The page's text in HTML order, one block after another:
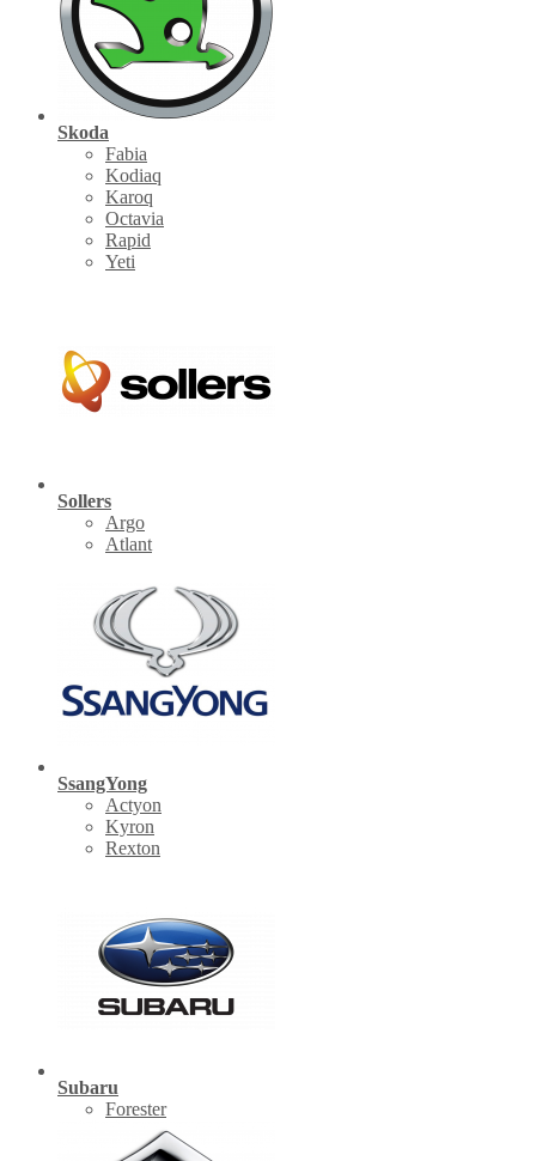
Skoda
Fabia
Kodiaq
Karoq
Octavia
Rapid
Yeti
Sollers
Argo
Atlant
SsangYong
Actyon
Kyron
Rexton
Subaru
Forester